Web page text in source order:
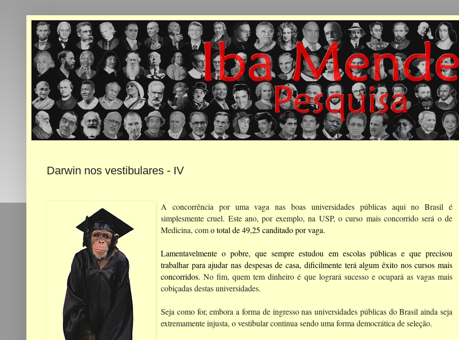
Darwin nos vestibulares - IV
A concorrência por uma vaga nas boas universidades públicas aqui no Brasil é
simplesmente cruel. Este ano, por exemplo, na USP, o curso mais concorrido será o de
Medicina, como total de 49,25 canditado por vaga.
Lamentavelmente o pobre, que sempre estudou em escolas públicas e que precisou
trabalhar para ajudar nas despesas de casa, dificilmente terá algum êxito nos cursos mais
concorridos.No fim, quem tem dinheiro é que logrará sucesso e ocupará as vagas mais
cobiçadas destas universidades.
Seja como for, embora a forma de ingresso nas universidades públicas do Brasil ainda seja
extremamente injusta, o vestibular continua sendo uma forma democrática de seleção.